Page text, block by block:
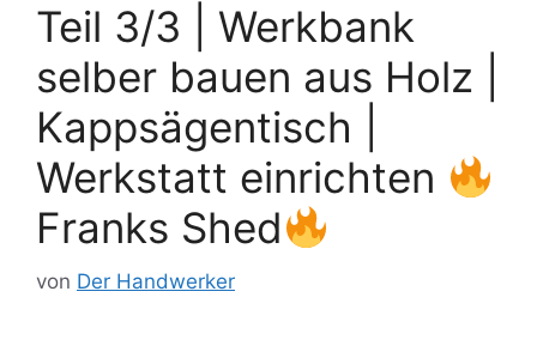
Teil 3/3 | Werkbank
selber bauen aus Holz |
Kappsägentisch |
Werkstatt einrichten
Franks Shed
von Der Handwerker